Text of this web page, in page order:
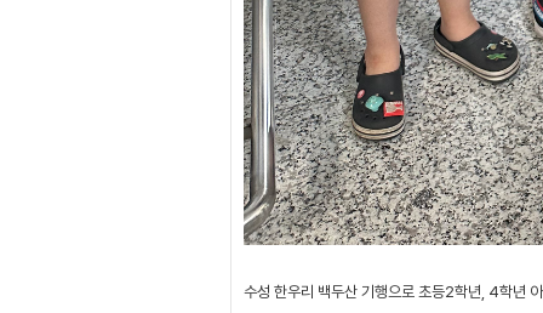
수성 한우리 백두산 기행으로 초등2학년, 4학년